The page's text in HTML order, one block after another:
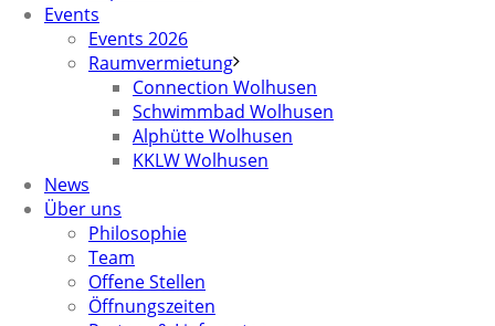
Events
Events 2026
Raumvermietung
Connection Wolhusen
Schwimmbad Wolhusen
Alphütte Wolhusen
KKLW Wolhusen
News
Über uns
Philosophie
Team
Offene Stellen
Öffnungszeiten